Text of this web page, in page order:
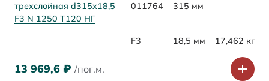
трехслойная d315x18,5
F3 N 1250 Т120 НГ
011764 315 мм
F3 18,5 мм 17,462 кг
13 969,6 ₽ /пог.м.